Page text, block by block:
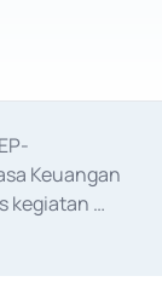
Keuangan
kegiatan